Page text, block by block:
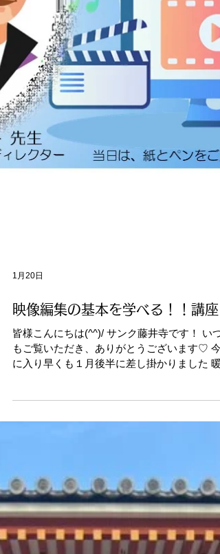
皆様こんにちは(^^)/ サンク藤井寺です！ いつ
もご覧いただき、ありがとうございます♡ 今
に入り早くも１月後半に差し掛かりました 暖
い日と寒い日を繰り返し、本格的に寒くなっ
参りましたね 早くも春が待ち遠しいです(/